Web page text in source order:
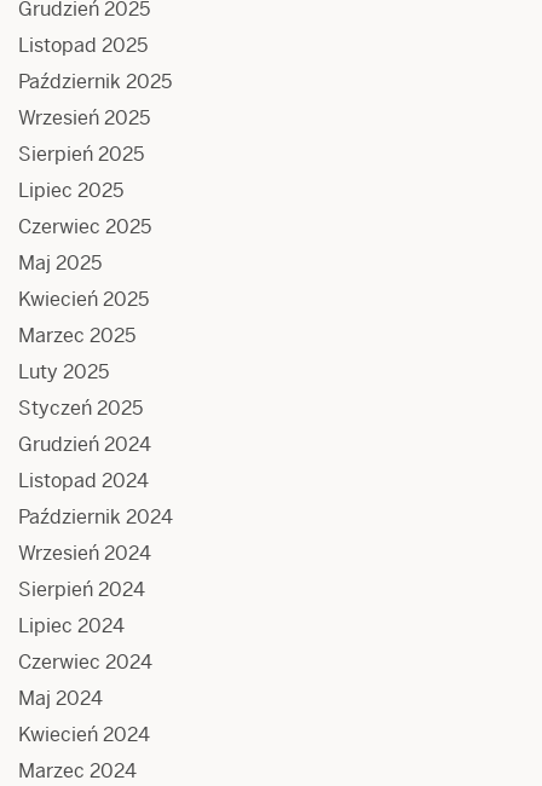
Grudzień 2025
Listopad 2025
Październik 2025
Wrzesień 2025
Sierpień 2025
Lipiec 2025
Czerwiec 2025
Maj 2025
Kwiecień 2025
Marzec 2025
Luty 2025
Styczeń 2025
Grudzień 2024
Listopad 2024
Październik 2024
Wrzesień 2024
Sierpień 2024
Lipiec 2024
Czerwiec 2024
Maj 2024
Kwiecień 2024
Marzec 2024